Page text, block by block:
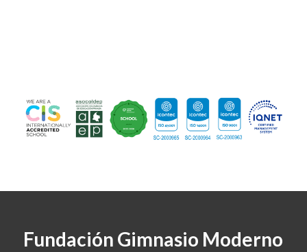
Fundación Gimnasio Moderno